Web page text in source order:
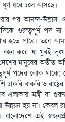
যুগ ধরে চলে আসছে।
পর আনন্দ-
গুরুত্বপূর্ণ পদ না
হতে পারে। তবে
বহন করে যা খুবই
মানুষের অতীত
পদের লোক
বাকরি ও
এলাকায় মন্ত্রী বা
হয় না। কেবল
এই